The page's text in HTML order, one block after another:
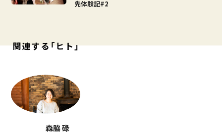
先体験記#2
関連する「ヒト」
森脇 碌